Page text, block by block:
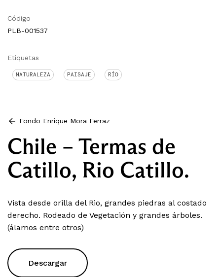
Código
PLB-001537
Etiquetas
NATURALEZA PAISAJE RÍO
Fondo Enrique Mora Ferraz
Chile – Termas de
Catillo, Rio Catillo.
Vista desde orilla del Rio, grandes piedras al costado
derecho. Rodeado de Vegetación y grandes árboles.
(álamos entre otros)
Descargar